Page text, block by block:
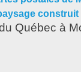
construit
Québec à